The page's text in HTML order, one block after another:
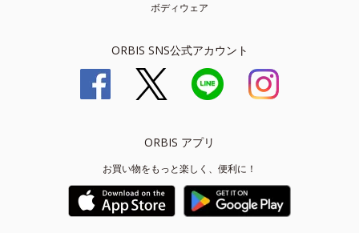
ボディウェア
ORBIS SNS公式アカウント
ORBIS アプリ
お買い物をもっと楽しく、便利に！